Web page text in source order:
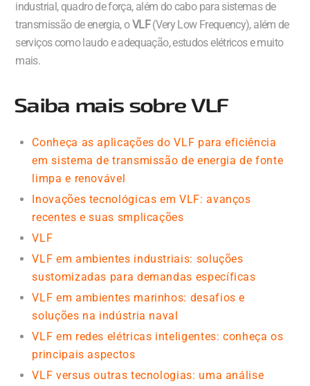
industrial, quadro de força, além do cabo para sistemas de
transmissão de energia, oVLF(Very Low Frequency), além de
serviços como laudo e adequação, estudos elétricos e muito
mais.
Saiba mais sobre VLF
Conheça as aplicações do VLF para eficiência
em sistema de transmissão de energia de fonte
limpa e renovável
Inovações tecnológicas em VLF: avanços
recentes e suas smplicações
VLF
VLF em ambientes industriais: soluções
sustomizadas para demandas específicas
VLF em ambientes marinhos: desafios e
soluções na indústria naval
VLF em redes elétricas inteligentes: conheça os
principais aspectos
VLF versus outras tecnologias: uma análise